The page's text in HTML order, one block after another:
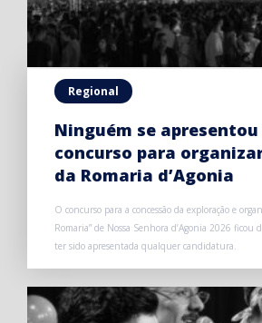
Regional
Ninguém se apresentou
concurso para
da Romaria d’Agonia
O concurso para a concessão da exploração e
Romaria” de Nossa Senhora d’Agonia 2026 ficou
ter sido apresentada qualquer candidatura.